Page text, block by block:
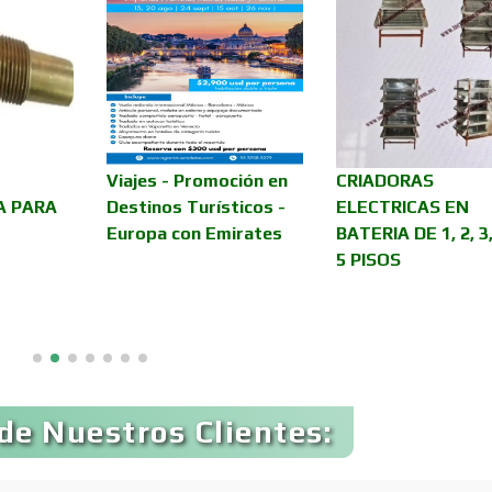
Asociaciones
Audio, Sonido e
Iluminación
Audios para
Automatización
Automóviles
Usados
Balnearios
Banquetes
Bebidas
PARA
Viajes - Promoción en
Destinos Turísticos -
Europa con Emirates
CRIADORAS
ELECTRICAS EN
BATERIA DE 1, 2,
5 PISOS
Nuestros Clientes: